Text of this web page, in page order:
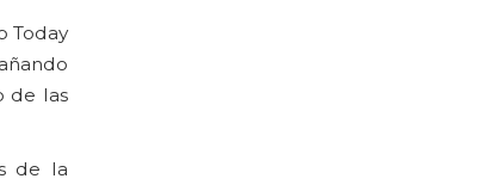
Today
de las
de la